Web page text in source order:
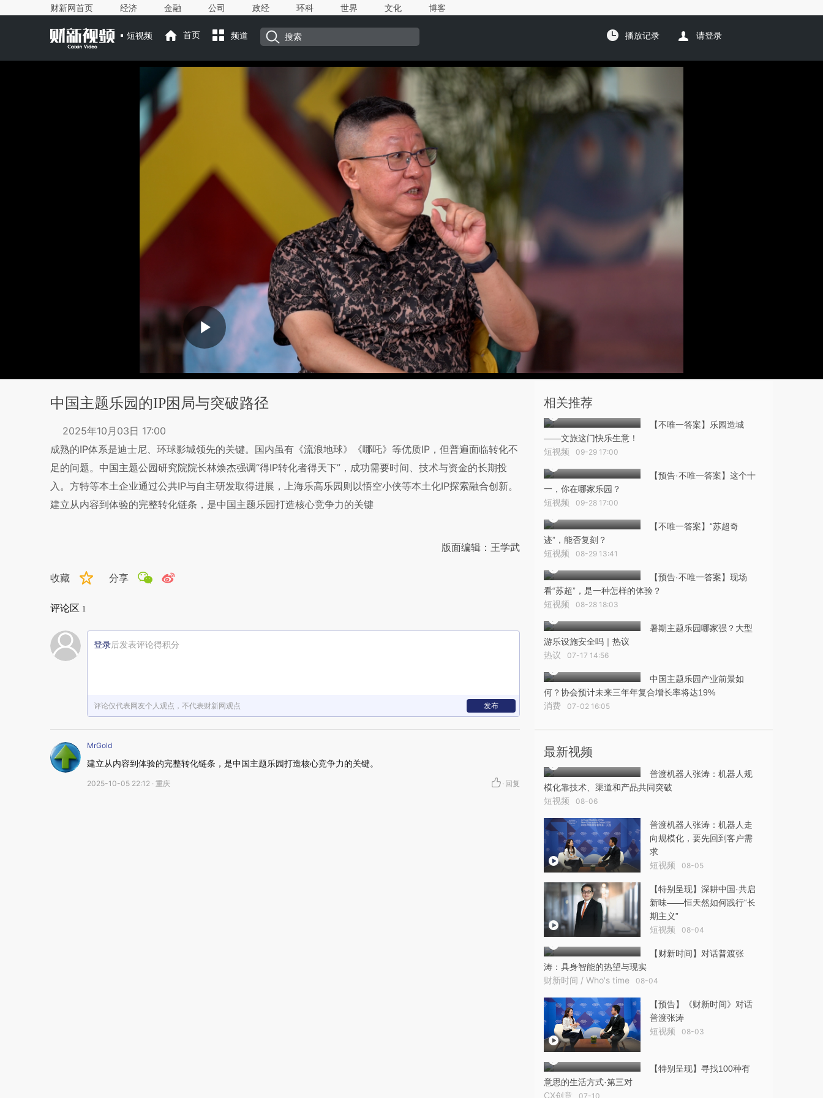
财新网首页 经济 金融 公司 政经 环科 世界 文化 博客
短视频 首页 频道 播放记录 请登录
中国主题乐园的IP困局与突破路径
2025年10月03日 17:00
成熟的IP体系是迪士尼、环球影城领先的关键。国内虽有《流浪地球》《哪吒》等优质IP，但普遍面临转化不
足的问题。中国主题公园研究院院长林焕杰强调“得IP转化者得天下”，成功需要时间、技术与资金的长期投
入。方特等本土企业通过公共IP与自主研发取得进展，上海乐高乐园则以悟空小侠等本土化IP探索融合创新。
建立从内容到体验的完整转化链条，是中国主题乐园打造核心竞争力的关键
版面编辑：王学武
收藏 分享
评论区 1
登录后发表评论得积分
评论仅代表网友个人观点，不代表财新网观点 发布
MrGold
建立从内容到体验的完整转化链条，是中国主题乐园打造核心竞争力的关键。
2025-10-05 22:12 · 重庆 · 回复
相关推荐
【不唯一答案】乐园造城
——文旅这门快乐生意！
短视频 09-29 17:00
【预告·不唯一答案】这个十
一，你在哪家乐园？
短视频 09-28 17:00
【不唯一答案】“苏超奇
迹”，能否复刻？
短视频 08-29 13:41
【预告·不唯一答案】现场
看“苏超”，是一种怎样的体验？
短视频 08-28 18:03
暑期主题乐园哪家强？大型
游乐设施安全吗｜热议
热议 07-17 14:56
中国主题乐园产业前景如
何？协会预计未来三年年复合增长率将达19%
消费 07-02 16:05
最新视频
普渡机器人张涛：机器人规
模化靠技术、渠道和产品共同突破
短视频 08-06
普渡机器人张涛：机器人走
向规模化，要先回到客户需
求
短视频 08-05
【特别呈现】深耕中国·共启
新味——恒天然如何践行“长
期主义”
短视频 08-04
【财新时间】对话普渡张
涛：具身智能的热望与现实
财新时间 / Who's time 08-04
【预告】《财新时间》对话
普渡张涛
短视频 08-03
【特别呈现】寻找100种有
意思的生活方式·第三对
CX创意 07-10